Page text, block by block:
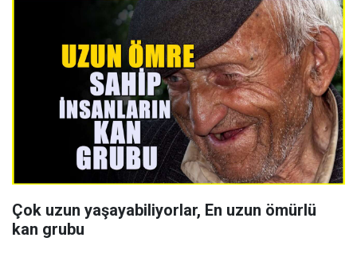
Çok uzun yaşayabiliyorlar, En uzun ömürlü
kan grubu